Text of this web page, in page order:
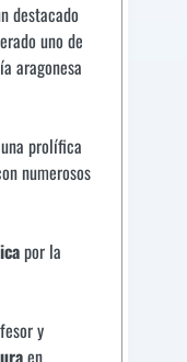
destacado
uno de
aragonesa
prolífica
numerosos
por la
y
en